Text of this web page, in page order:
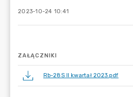
2023-10-24 10:41
ZAŁĄCZNIKI
Rb-28S II kwartał 2023.pdf